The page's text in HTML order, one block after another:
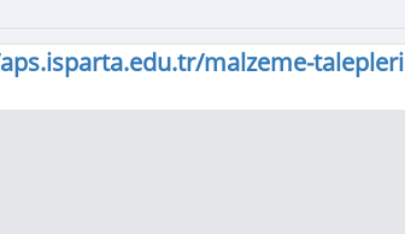
malzeme-talepleri